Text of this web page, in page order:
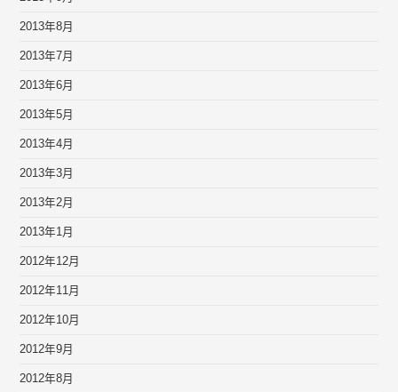
2013年8月
2013年7月
2013年6月
2013年5月
2013年4月
2013年3月
2013年2月
2013年1月
2012年12月
2012年11月
2012年10月
2012年9月
2012年8月